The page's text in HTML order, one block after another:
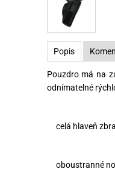
Popis
Pouzdro má na
odnímatelné
celá hlaveň
oboustranné